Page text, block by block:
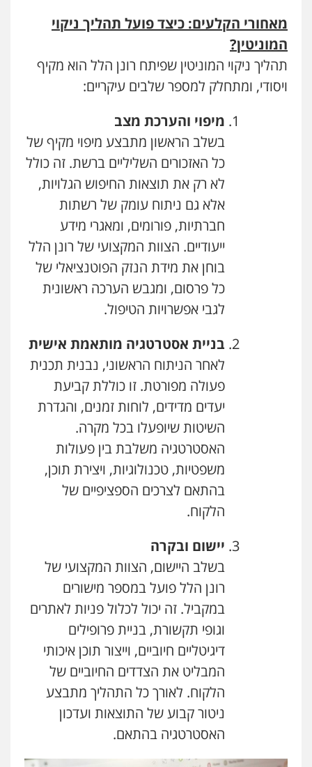
מאחורי הקלעים: כיצד פועל תהליך ניקוי
המוניטין?
תהליך ניקוי המוניטין שפיתח רונן הלל הוא מקיף
ויסודי, ומתחלק למספר שלבים עיקריים:
מיפוי והערכת מצב
בשלב הראשון מתבצע מיפוי מקיף של
כל האזכורים השליליים ברשת. זה כולל
לא רק את תוצאות החיפוש הגלויות,
אלא גם ניתוח עומק של רשתות
חברתיות, פורומים, ומאגרי מידע
ייעודיים. הצוות המקצועי של רונן הלל
בוחן את מידת הנזק הפוטנציאלי של
כל פרסום, ומגבש הערכה ראשונית
לגבי אפשרויות הטיפול.
בניית אסטרטגיה מותאמת אישית
לאחר הניתוח הראשוני, נבנית תכנית
פעולה מפורטת. זו כוללת קביעת
יעדים מדידים, לוחות זמנים, והגדרת
השיטות שיופעלו בכל מקרה.
האסטרטגיה משלבת בין פעולות
משפטיות, טכנולוגיות, ויצירת תוכן,
בהתאם לצרכים הספציפיים של
הלקוח.
יישום ובקרה
בשלב היישום, הצוות המקצועי של
רונן הלל פועל במספר מישורים
במקביל. זה יכול לכלול פניות לאתרים
וגופי תקשורת, בניית פרופילים
דיגיטליים חיוביים, וייצור תוכן איכותי
המבליט את הצדדים החיוביים של
הלקוח. לאורך כל התהליך מתבצע
ניטור קבוע של התוצאות ועדכון
האסטרטגיה בהתאם.